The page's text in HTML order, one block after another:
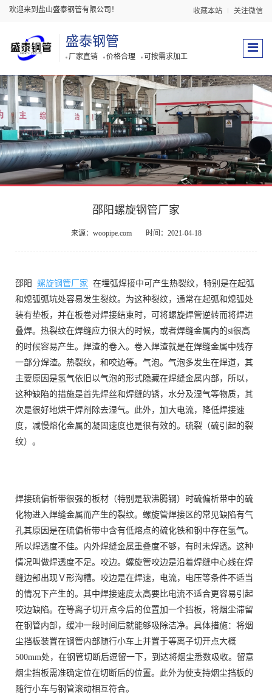
欢迎来到盐山盛泰钢管有限公司！ 收藏本站 关注微信
盛泰钢管
厂家直销 价格合理 可按需求加工
邵阳螺旋钢管厂家
来源：woopipe.com 时间：2021-04-18
邵阳 螺旋钢管厂家 在埋弧焊接中可产生热裂纹，特别是在起弧
和熄弧弧坑处容易发生裂纹。为这种裂纹，通常在起弧和熄弧处
装有垫板，并在板卷对焊接结束时，可将螺旋焊管逆转而将焊进
叠焊。热裂纹在焊缝应力很大的时候，或者焊缝金属内的si很高
的时候容易产生。焊渣的卷入。卷入焊渣就是在焊缝金属中残存
一部分焊渣。热裂纹，和咬边等。气泡。气泡多发生在焊道，其
主要原因是氢气依旧以气泡的形式隐藏在焊缝金属内部，所以，
这种缺陷的措施是首先焊丝和焊缝的锈，水分及湿气等物质，其
次是很好地烘干焊剂除去湿气。此外，加大电流，降低焊接速
度，减慢熔化金属的凝固速度也是很有效的。硫裂（硫引起的裂
纹）。
焊接硫偏析带很强的板材（特别是软沸腾钢）时硫偏析带中的硫
化物进入焊缝金属而产生的裂纹。螺旋管焊接区的常见缺陷有气
孔其原因是在硫偏析带中含有低熔点的硫化铁和钢中存在氢气。
所以焊透度不佳。内外焊缝金属重叠度不够，有时未焊透。这种
情况叫做焊透度不足。咬边。螺旋管咬边是沿着焊缝中心线在焊
缝边部出现Ｖ形沟槽。咬边是在焊速，电流，电压等条件不适当
的情况下产生的。其中焊接速度太高要比电流不适合更容易引起
咬边缺陷。在等离子切开点今后的位置加一个挡板，将烟尘滞留
在钢管内部，缓冲一段时间后就能够吸除洁净。具体措施：将烟
尘挡板装置在钢管内部随行小车上并置于等离子切开点大概
500mm处，在钢管切断后逗留一下，到达将烟尘悉数吸收。留意
烟尘挡板需准确定位在切断后的位置。此外为使支持烟尘挡板的
随行小车与钢管滚动相互符合。